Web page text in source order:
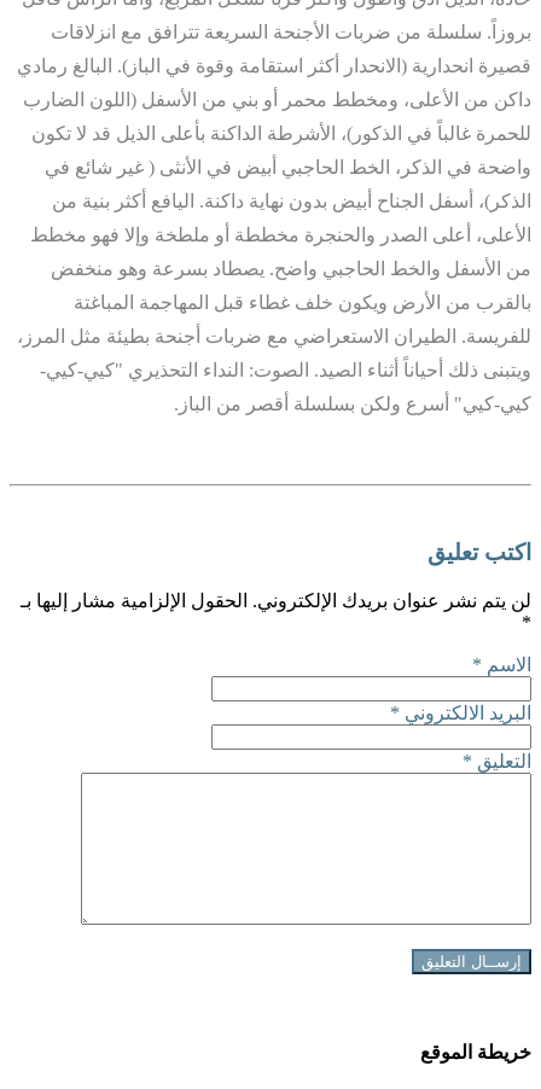
بروزاً. سلسلة من ضربات الأجنحة السريعة تترافق مع انزلاقات
قصيرة انحدارية (الانحدار أكثر استقامة وقوة في الباز). البالغ رمادي
داكن من الأعلى، ومخطط محمر أو بني من الأسفل (اللون الضارب
للحمرة غالباً في الذكور)، الأشرطة الداكنة بأعلى الذيل قد لا تكون
واضحة في الذكر، الخط الحاجبي أبيض في الأنثى ( غير شائع في
الذكر)، أسفل الجناح أبيض بدون نهاية داكنة. اليافع أكثر بنية من
الأعلى، أعلى الصدر والحنجرة مخططة أو ملطخة وإلا فهو مخطط
من الأسفل والخط الحاجبي واضح. يصطاد بسرعة وهو منخفض
بالقرب من الأرض ويكون خلف غطاء قبل المهاجمة المباغتة
للفريسة. الطيران الاستعراضي مع ضربات أجنحة بطيئة مثل المرز،
ويتبنى ذلك أحياناً أثناء الصيد. الصوت: النداء التحذيري "كيي-كيي-
كيي-كيي" أسرع ولكن بسلسلة أقصر من الباز.
اكتب تعليق
لن يتم نشر عنوان بريدك الإلكتروني. الحقول الإلزامية مشار إليها بـ
*
الاسم *
البريد الالكتروني *
التعليق *
خريطة الموقع